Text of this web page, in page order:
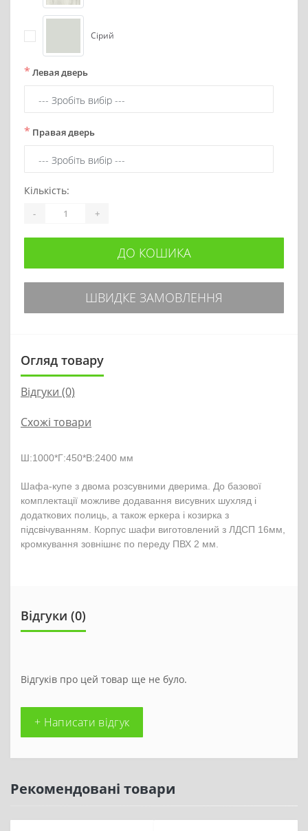
Сірий
* Левая дверь
* Правая дверь
Кількість:
- +
ДО КОШИКА
ШВИДКЕ ЗАМОВЛЕННЯ
Огляд товару
Відгуки (0)
Схожі товари
Ш:1000*Г:450*В:2400 мм
Шафа-купе з двома розсувними дверима. До базової
комплектації можливе додавання висувних шухляд і
додаткових полиць, а також еркера і козирка з
підсвічуванням. Корпус шафи виготовлений з ЛДСП 16мм,
кромкування зовнішнє по переду ПВХ 2 мм.
Відгуки (0)
Відгуків про цей товар ще не було.
+ Написати відгук
Рекомендовані товари